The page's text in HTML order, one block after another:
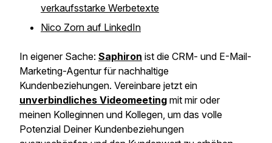
verkaufsstarke Werbetexte
Nico Zorn auf LinkedIn
In eigener Sache: Saphiron ist die CRM- und E-Mail-
Marketing-Agentur für nachhaltige
Kundenbeziehungen. Vereinbare jetzt ein
unverbindliches Videomeeting mit mir oder
meinen Kolleginnen und Kollegen, um das volle
Potenzial Deiner Kundenbeziehungen